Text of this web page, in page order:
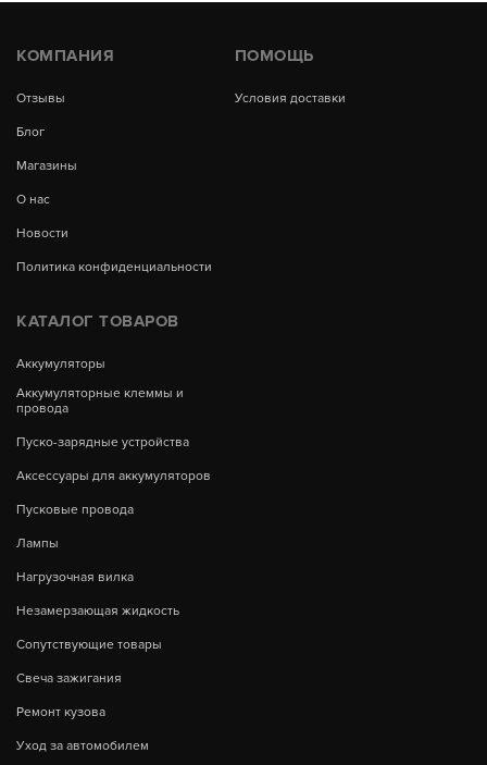
КОМПАНИЯ
Отзывы
Блог
Магазины
О нас
Новости
Политика конфиденциальности
ПОМОЩЬ
Условия доставки
КАТАЛОГ ТОВАРОВ
Аккумуляторы
Аккумуляторные клеммы и
провода
Пуско-зарядные устройства
Аксессуары для аккумуляторов
Пусковые провода
Лампы
Нагрузочная вилка
Незамерзающая жидкость
Сопутствующие товары
Свеча зажигания
Ремонт кузова
Уход за автомобилем